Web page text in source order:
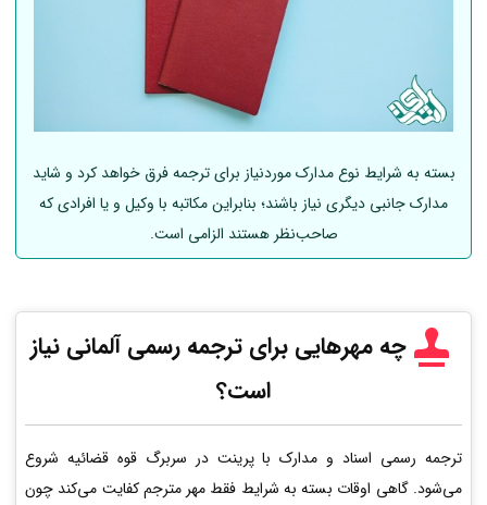
بسته به شرایط نوع مدارک موردنیاز برای ترجمه فرق خواهد کرد و شاید
مدارک جانبی دیگری نیاز باشند؛ بنابراین مکاتبه با وکیل و یا افرادی که
صاحب‌نظر هستند الزامی است.
چه مهرهایی برای ترجمه رسمیآلمانی نیاز
است؟
ترجمه رسمی اسناد و مدارک با پرینت در سربرگ قوه قضائیه شروع
می‌شود. گاهی اوقات بسته به شرایط فقط مهر مترجم کفایت می‌کند چون